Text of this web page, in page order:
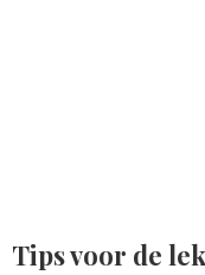
Tips voor de